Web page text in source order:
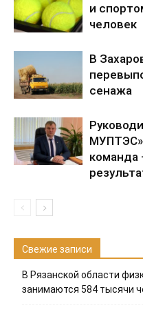
и
человек
В
сенажа
МУПТЭС»
команда
Свежие записи
В Рязанской области
занимаются 584 тысячи